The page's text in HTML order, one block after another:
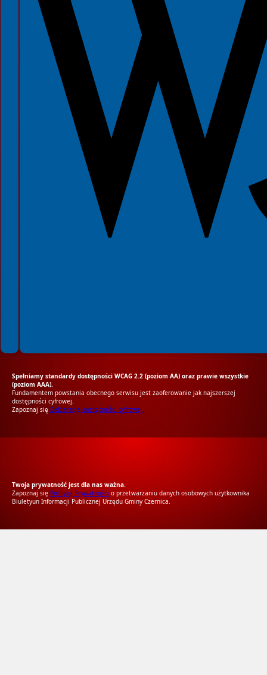
Spełniamy standardy dostępności WCAG 2.2 (poziom AA) oraz prawie wszystkie
(poziom AAA).
Fundamentem powstania obecnego serwisu jest zaoferowanie jak najszerszej
dostępności cyfrowej.
Zapoznaj się Deklaracją dostępności cyfrowej.
Twoja prywatność jest dla nas ważna.
Zapoznaj się Polityką Prywatności o przetwarzaniu danych osobowych użytkownika
Biuletyun Informacji Publicznej Urzędu Gminy Czernica.